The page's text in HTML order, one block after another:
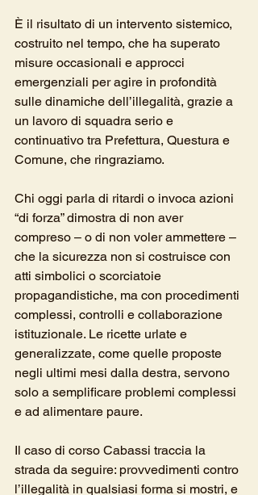
È il risultato di un intervento sistemico,
costruito nel tempo, che ha superato
misure occasionali e approcci
emergenziali per agire in profondità
sulle dinamiche dell’illegalità, grazie a
un lavoro di squadra serio e
continuativo tra Prefettura, Questura e
Comune, che ringraziamo.
Chi oggi parla di ritardi o invoca azioni
“di forza” dimostra di non aver
compreso – o di non voler ammettere –
che la sicurezza non si costruisce con
atti simbolici o scorciatoie
propagandistiche, ma con procedimenti
complessi, controlli e collaborazione
istituzionale. Le ricette urlate e
generalizzate, come quelle proposte
negli ultimi mesi dalla destra, servono
solo a semplificare problemi complessi
e ad alimentare paure.
Il caso di corso Cabassi traccia la
strada da seguire: provvedimenti contro
l’illegalità in qualsiasi forma si mostri, e